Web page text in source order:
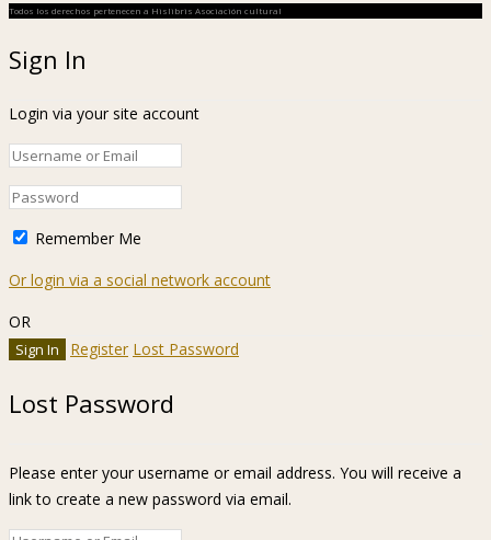
Todos los derechos pertenecen a Hislibris Asociación cultural
Sign In
Login via your site account
Remember Me
Or login via a social network account
OR
Register Lost Password
Lost Password
Please enter your username or email address. You will receive a
link to create a new password via email.